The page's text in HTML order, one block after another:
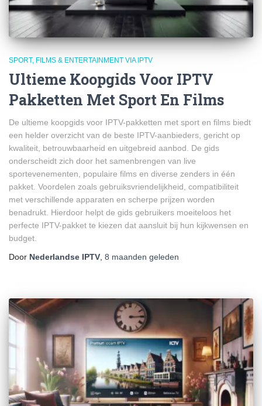
SPORT, FILMS & ENTERTAINMENT VIA IPTV
Ultieme Koopgids Voor IPTV
Pakketten Met Sport En Films
De ultieme koopgids voor IPTV-pakketten met sport en films biedt
een helder overzicht van de beste IPTV-aanbieders, gericht op
kwaliteit, betrouwbaarheid en uitgebreid aanbod. De gids
onderscheidt zich door het samenbrengen van live
sportevenementen, populaire films en diverse zenders in één
pakket. Voordelen zoals gebruiksvriendelijkheid, compatibiliteit
met verschillende apparaten en scherpe prijzen worden
benadrukt. Hierdoor helpt de gids gebruikers moeiteloos het
perfecte IPTV-pakket te kiezen dat aansluit bij hun kijkwensen en
budget.
Door Nederlandse IPTV, 8 maanden geleden